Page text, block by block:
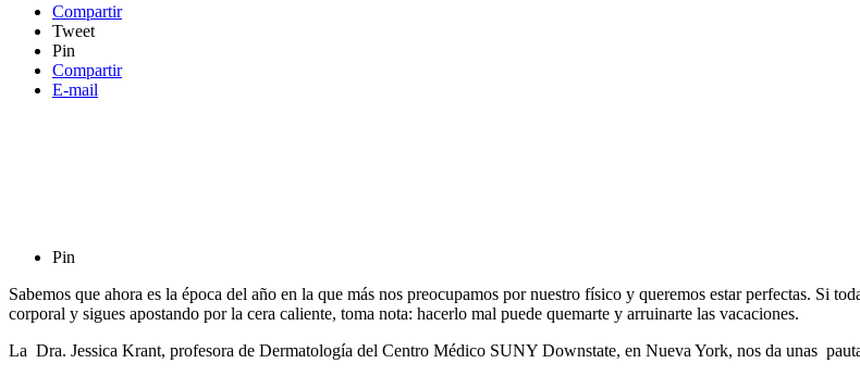
Compartir
Tweet
Pin
Compartir
E-mail
Pin
Sabemos que ahora es la época del año en la que más nos preocupamos por nuestro físico y queremos estar perfectas. Si
corporal y sigues apostando por la cera caliente, toma nota: hacerlo mal puede quemarte y arruinarte las vacaciones.
La Dra. Jessica Krant, profesora de Dermatología del Centro Médico SUNY Downstate, en Nueva York, nos da unas